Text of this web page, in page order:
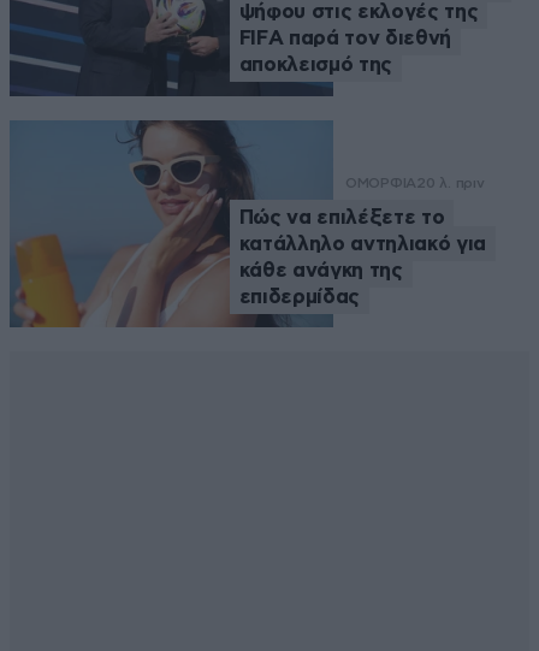
ψήφου στις εκλογές της
FIFA παρά τον διεθνή
αποκλεισμό της
ΟΜΟΡΦΙΑ 20 λ. πριν
Πώς να επιλέξετε το
κατάλληλο αντηλιακό για
κάθε ανάγκη της
επιδερμίδας